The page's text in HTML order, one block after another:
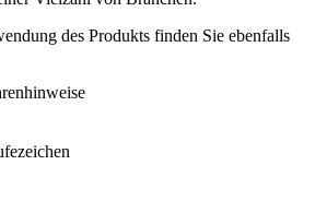
des Produkts finden Sie ebenfalls